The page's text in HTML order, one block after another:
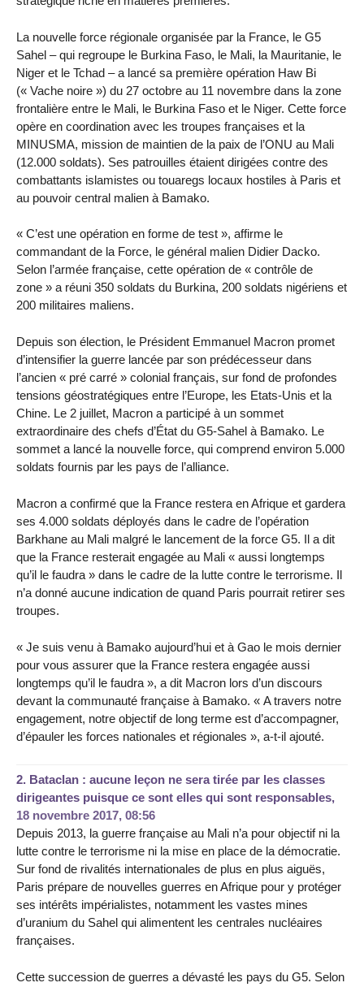
La nouvelle force régionale organisée par la France, le G5
Sahel – qui regroupe le Burkina Faso, le Mali, la Mauritanie, le
Niger et le Tchad – a lancé sa première opération Haw Bi
(« Vache noire ») du 27 octobre au 11 novembre dans la zone
frontalière entre le Mali, le Burkina Faso et le Niger. Cette force
opère en coordination avec les troupes françaises et la
MINUSMA, mission de maintien de la paix de l’ONU au Mali
(12.000 soldats). Ses patrouilles étaient dirigées contre des
combattants islamistes ou touaregs locaux hostiles à Paris et
au pouvoir central malien à Bamako.
« C’est une opération en forme de test », affirme le
commandant de la Force, le général malien Didier Dacko.
Selon l’armée française, cette opération de « contrôle de
zone » a réuni 350 soldats du Burkina, 200 soldats nigériens et
200 militaires maliens.
Depuis son élection, le Président Emmanuel Macron promet
d’intensifier la guerre lancée par son prédécesseur dans
l’ancien « pré carré » colonial français, sur fond de profondes
tensions géostratégiques entre l’Europe, les Etats-Unis et la
Chine. Le 2 juillet, Macron a participé à un sommet
extraordinaire des chefs d’État du G5-Sahel à Bamako. Le
sommet a lancé la nouvelle force, qui comprend environ 5.000
soldats fournis par les pays de l’alliance.
Macron a confirmé que la France restera en Afrique et gardera
ses 4.000 soldats déployés dans le cadre de l’opération
Barkhane au Mali malgré le lancement de la force G5. Il a dit
que la France resterait engagée au Mali « aussi longtemps
qu’il le faudra » dans le cadre de la lutte contre le terrorisme. Il
n’a donné aucune indication de quand Paris pourrait retirer ses
troupes.
« Je suis venu à Bamako aujourd’hui et à Gao le mois dernier
pour vous assurer que la France restera engagée aussi
longtemps qu’il le faudra », a dit Macron lors d’un discours
devant la communauté française à Bamako. « A travers notre
engagement, notre objectif de long terme est d’accompagner,
d’épauler les forces nationales et régionales », a-t-il ajouté.
2. Bataclan : aucune leçon ne sera tirée par les classes
dirigeantes puisque ce sont elles qui sont responsables,
18 novembre 2017, 08:56
Depuis 2013, la guerre française au Mali n’a pour objectif ni la
lutte contre le terrorisme ni la mise en place de la démocratie.
Sur fond de rivalités internationales de plus en plus aiguës,
Paris prépare de nouvelles guerres en Afrique pour y protéger
ses intérêts impérialistes, notamment les vastes mines
d’uranium du Sahel qui alimentent les centrales nucléaires
françaises.
Cette succession de guerres a dévasté les pays du G5. Selon